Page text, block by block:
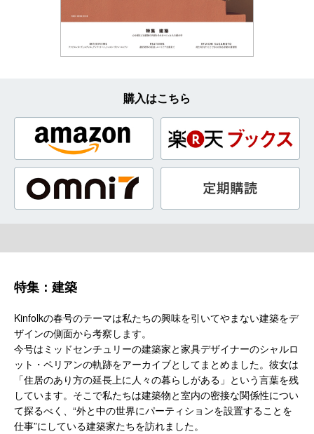
購入はこちら
特集：建築
Kinfolkの春号のテーマは私たちの興味を引いてやまない建築をデ
ザインの側面から考察します。
今号はミッドセンチュリーの建築家と家具デザイナーのシャルロ
ット・ペリアンの軌跡をアーカイブとしてまとめました。彼女は
「住居のあり方の延長上に人々の暮らしがある」という言葉を残
しています。そこで私たちは建築物と室内の密接な関係性につい
て探るべく、“外と中の世界にパーティションを設置することを
仕事”にしている建築家たちを訪れました。